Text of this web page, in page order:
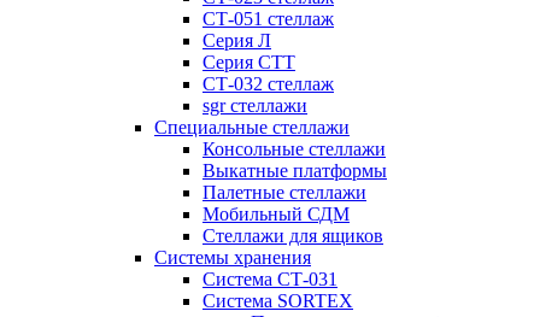
СТ-051 стеллаж
Серия Л
Серия СТТ
СТ-032 стеллаж
sgr стеллажи
Специальные стеллажи
Консольные стеллажи
Выкатные платформы
Палетные стеллажи
Мобильный СДМ
Стеллажи для ящиков
Системы хранения
Система СТ-031
Система SORTEX